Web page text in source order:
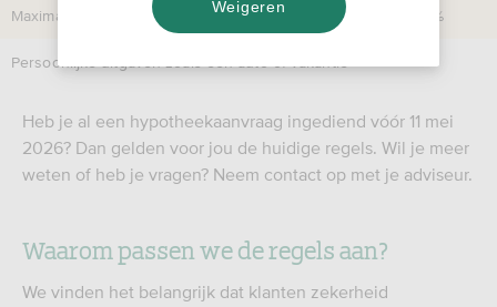
Maximaal % van de marktwaarde van je huis 50%
Persoonlijke uitgaven zoals een auto of vakantie
Heb je al een hypotheekaanvraag ingediend vóór 11 mei
2026? Dan gelden voor jou de huidige regels. Wil je meer
weten of heb je vragen? Neem contact op met je adviseur.
Waarom passen we de regels aan?
We vinden het belangrijk dat klanten zekerheid
Weigeren